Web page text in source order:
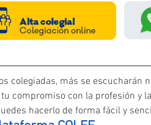
colegiadas, más se escucharán
compromiso con la profesión y
hacerlo de forma fácil y